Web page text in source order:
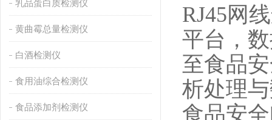
乳品蛋白质检测仪
黄曲霉总量检测仪
白酒检测仪
食用油综合检测仪
食品添加剂检测仪
RJ45网
平台，
至食品
析处理
食品安